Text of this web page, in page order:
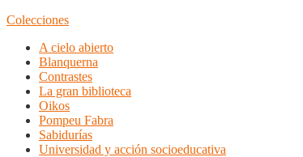
Colecciones
A cielo abierto
Blanquerna
Contrastes
La gran biblioteca
Oikos
Pompeu Fabra
Sabidurías
Universidad y acción socioeducativa